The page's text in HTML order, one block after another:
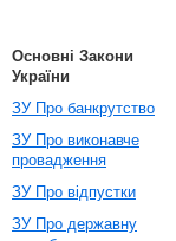
Основні Закони
України
ЗУ Про банкрутство
ЗУ Про виконавче
провадження
ЗУ Про відпустки
ЗУ Про державну